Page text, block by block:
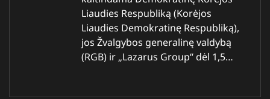
Liaudies Respubliką (Korėjos
Liaudies Demokratinę Respubliką),
jos Žvalgybos generalinę valdybą
(RGB) ir „Lazarus Group“ dėl 1,5…